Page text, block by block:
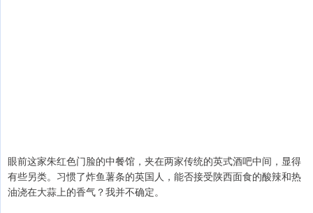
眼前这家朱红色门脸的中餐馆，夹在两家传统的英式酒吧中间，显得
有些另类。习惯了炸鱼薯条的英国人，能否接受陕西面食的酸辣和热
油浇在大蒜上的香气？我并不确定。